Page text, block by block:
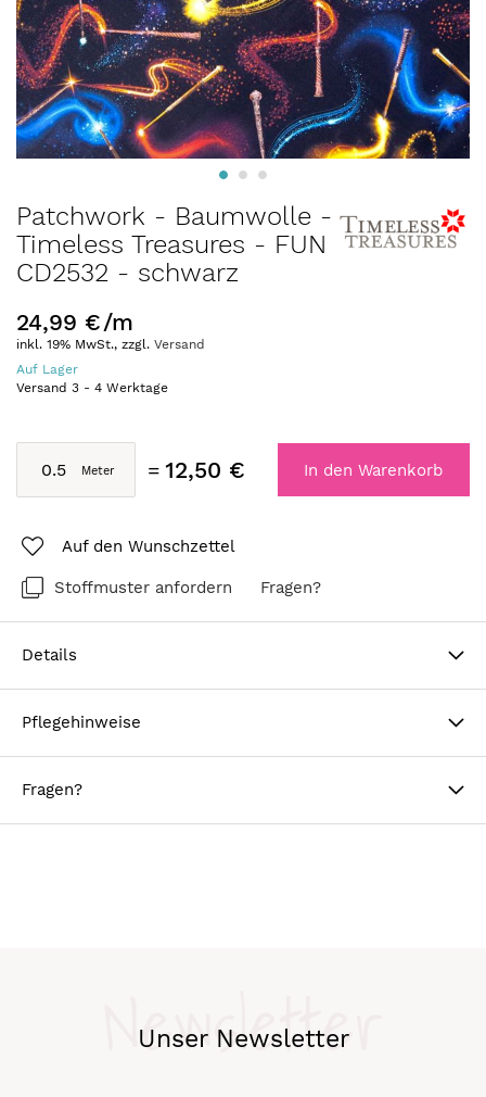
Anfang
der
Bildergalerie
Patchwork - Baumwolle -
Timeless Treasures - FUN
CD2532 - schwarz
24,99 €/m
inkl. 19% MwSt., zzgl. Versand
Auf Lager
Versand 3 - 4 Werktage
12,50 € In den Warenkorb
Auf den Wunschzettel
Stoffmuster anfordern Fragen?
Details
Pflegehinweise
Fragen?
Unser Newsletter
Newsletter